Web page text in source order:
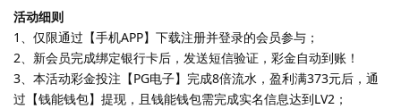
活动细则
1、仅限通过【手机APP】下载注册并登录的会员参与；
2、新会员完成绑定银行卡后，发送短信验证，彩金自动到账！
3、本活动彩金投注【PG电子】完成8倍流水，盈利满373元后，通
过【钱能钱包】提现，且钱能钱包需完成实名信息达到LV2；